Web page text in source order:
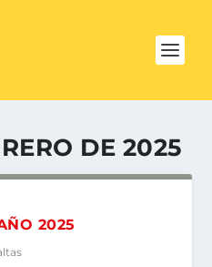
DE 2025
2025